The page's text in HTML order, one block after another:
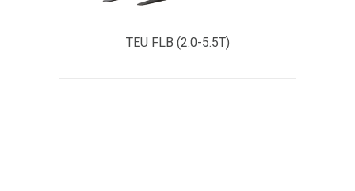
TEU FLB (2.0-5.5Т)